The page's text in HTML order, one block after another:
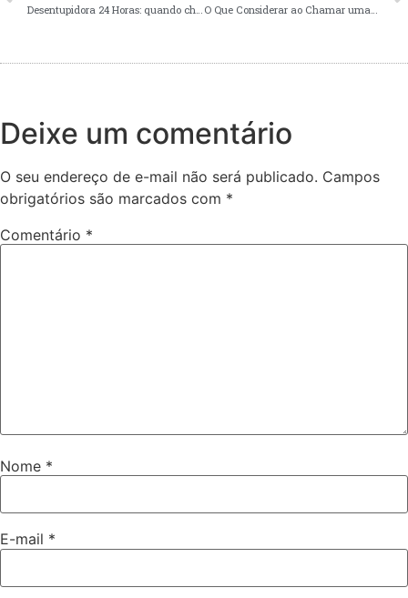
Deixe um comentário
O seu endereço de e-mail não será publicado. Campos
obrigatórios são marcados com *
Comentário *
Nome *
E-mail *